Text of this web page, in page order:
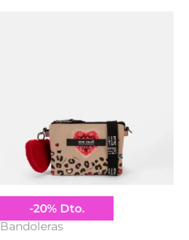
-20% Dto.
Pepe Moll
Bandoleras